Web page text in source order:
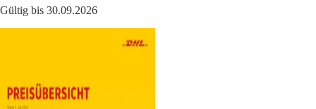
Gültig bis 30.09.2026